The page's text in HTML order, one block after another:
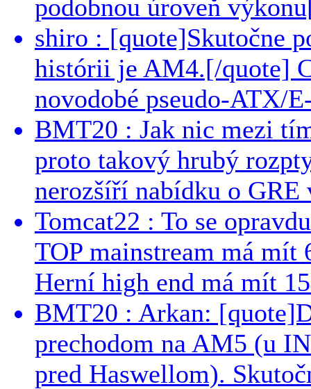
podobnou úroveň
shiro : [quote]Skutočne
histórii je AM4.[/quote]
novodobé pseudo-ATX/
BMT20 : Jak nic mezi
proto takový hrubý
nerozšíří nabídku o GRE
Tomcat22 : To se
TOP mainstream má
Herní high end má mít
BMT20 : Arkan:
prechodom na AM5 (u
pred Haswellom).